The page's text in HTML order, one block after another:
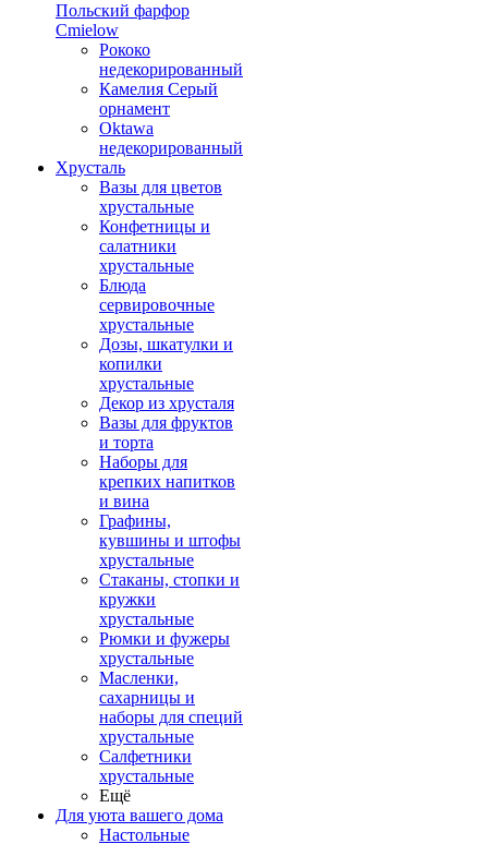
Польский фарфор
Сmielow
Рококо
недекорированный
Камелия Серый
орнамент
Oktawa
недекорированный
Хрусталь
Вазы для цветов
хрустальные
Конфетницы и
салатники
хрустальные
Блюда
сервировочные
хрустальные
Дозы, шкатулки и
копилки
хрустальные
Декор из хрусталя
Вазы для фруктов
и торта
Наборы для
крепких напитков
и вина
Графины,
кувшины и штофы
хрустальные
Стаканы, стопки и
кружки
хрустальные
Рюмки и фужеры
хрустальные
Масленки,
сахарницы и
наборы для специй
хрустальные
Салфетники
хрустальные
Ещё
Для уюта вашего дома
Настольные